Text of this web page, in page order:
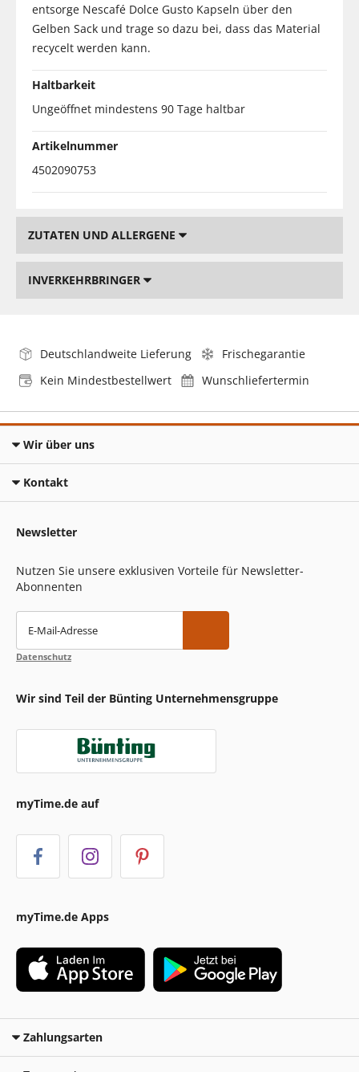
entsorge Nescafé Dolce Gusto Kapseln über den
Gelben Sack und trage so dazu bei, dass das Material
recycelt werden kann.
Haltbarkeit
Ungeöffnet mindestens 90 Tage haltbar
Artikelnummer
4502090753
ZUTATEN UND ALLERGENE
INVERKEHRBRINGER
Deutschlandweite Lieferung
Frischegarantie
Kein Mindestbestellwert
Wunschliefertermin
Wir über uns
Kontakt
Newsletter
Nutzen Sie unsere exklusiven Vorteile für Newsletter-
Abonnenten
E-Mail-Adresse
Datenschutz
Wir sind Teil der Bünting Unternehmensgruppe
myTime.de auf
myTime.de Apps
Zahlungsarten